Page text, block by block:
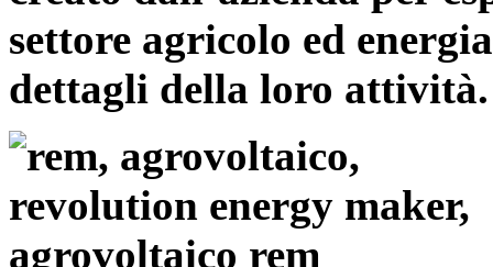
settore agricolo ed
dettagli della loro attività.